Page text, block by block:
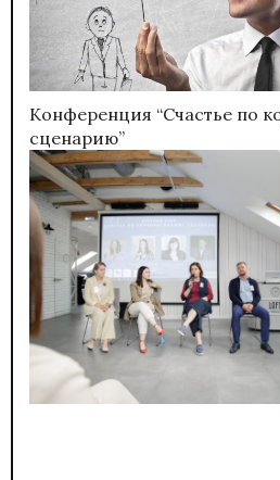
Конференция “Счастье по
сценарию”